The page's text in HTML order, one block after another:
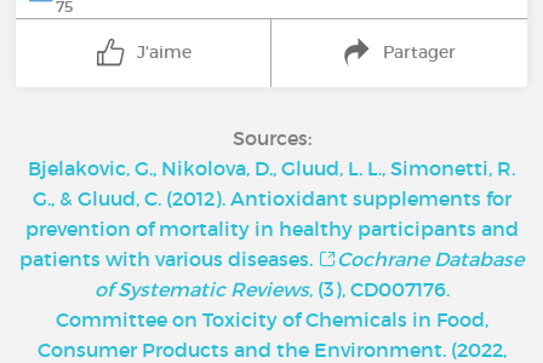
75
J'aime Partager
Sources:
Bjelakovic, G., Nikolova, D., Gluud, L. L., Simonetti, R.
G., & Gluud, C. (2012). Antioxidant supplements for
prevention of mortality in healthy participants and
patients with various diseases.
Cochrane Database
of Systematic Reviews, (3), CD007176.
Committee on Toxicity of Chemicals in Food,
Consumer Products and the Environment. (2022,